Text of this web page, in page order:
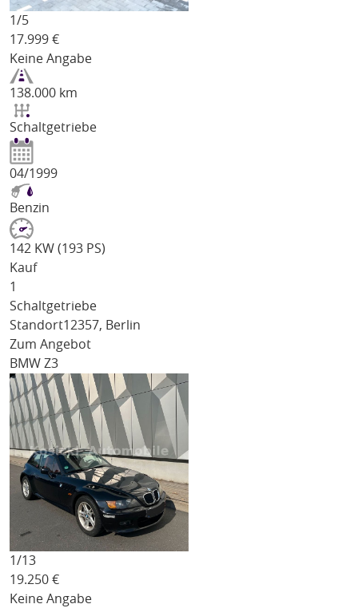
1/5
17.999 €
Keine Angabe
138.000 km
Schaltgetriebe
04/1999
Benzin
142 KW (193 PS)
Kauf
1
Schaltgetriebe
Standort12357, Berlin
Zum Angebot
BMW Z3
1/13
19.250 €
Keine Angabe